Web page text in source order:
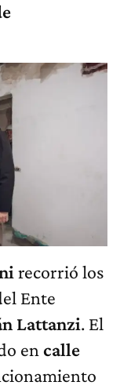
recorrió los
Ente
Lattanzi. El
en calle